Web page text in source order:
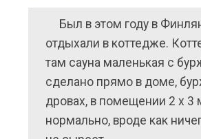
Был в этом году в
отдыхали в коттедже.
там сауна маленькая с
сделано прямо в доме,
дровах, в помещении 2 х 3
нормально, вроде как